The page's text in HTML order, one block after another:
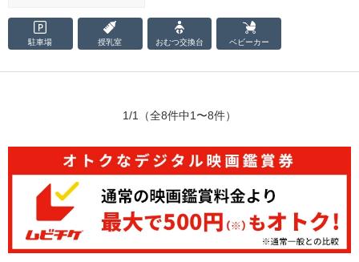
駐車場 授乳室 おむつ交換台 ベビーカー
1/1 （全8件中1〜8件）